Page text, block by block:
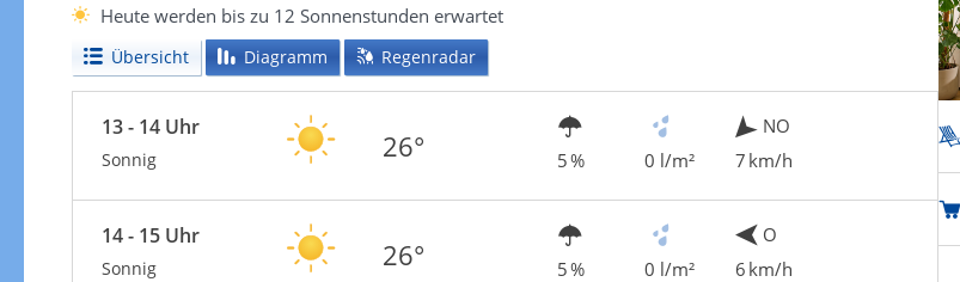
Heute werden bis zu 12 Sonnenstunden erwartet
Übersicht Diagramm Regenradar
13 - 14 Uhr
Sonnig 26° 5 % 0 l/m²
NO
7 km/h
14 - 15 Uhr
Sonnig 26° 5 % 0 l/m²
O
6 km/h